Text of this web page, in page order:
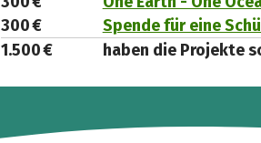
300 €
Spende für eine
1.500 €
haben die Projekte